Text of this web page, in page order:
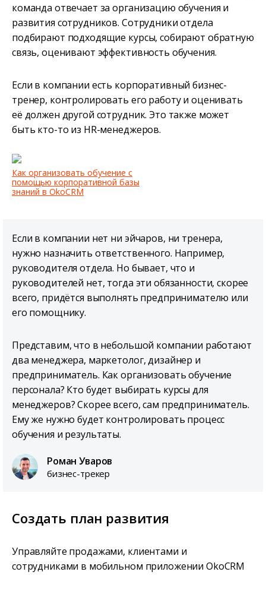
команда отвечает за организацию обучения и
развития сотрудников. Сотрудники отдела
подбирают подходящие курсы, собирают обратную
связь, оценивают эффективность обучения.
Если в компании есть корпоративный бизнес-
тренер, контролировать его работу и оценивать
её должен другой сотрудник. Это также может
быть кто-то из HR-менеджеров.
Как организовать обучение c
помощью корпоративной базы
знаний в OkoCRM
Если в компании нет ни эйчаров, ни тренера,
нужно назначить ответственного. Например,
руководителя отдела. Но бывает, что и
руководителей нет, тогда эти обязанности, скорее
всего, придётся выполнять предпринимателю или
его помощнику.
Представим, что в небольшой компании работают
два менеджера, маркетолог, дизайнер и
предприниматель. Как организовать обучение
персонала? Кто будет выбирать курсы для
менеджеров? Скорее всего, сам предприниматель.
Ему же нужно будет контролировать процесс
обучения и результаты.
Роман Уваров
бизнес-трекер
Создать план развития
Управляйте продажами, клиентами и
сотрудниками в мобильном приложении OkoCRM